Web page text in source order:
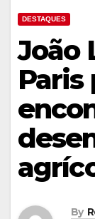
DESTAQUES
João
Paris
By